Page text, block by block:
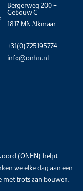
(ONHN) helpt
we elke dag aan een
met trots aan bouwen.
Bergerweg 200 –
Gebouw C
1817 MN Alkmaar
+31(0)725195774
info@onhn.nl